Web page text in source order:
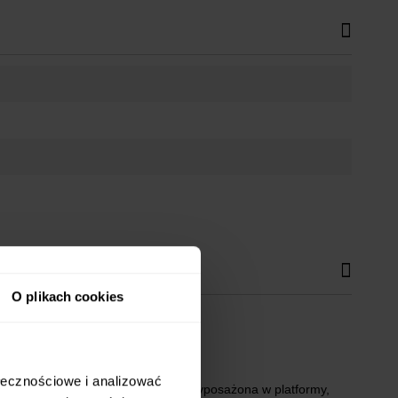
O plikach cookies
i analizować
stabilna i funkcjonalna. Wyposażona w platformy,